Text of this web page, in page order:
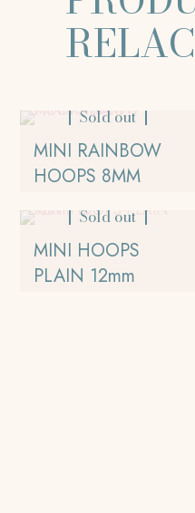
Sold out
MINI RAINBOW
HOOPS 8MM
Sold out
MINI HOOPS
PLAIN 12mm